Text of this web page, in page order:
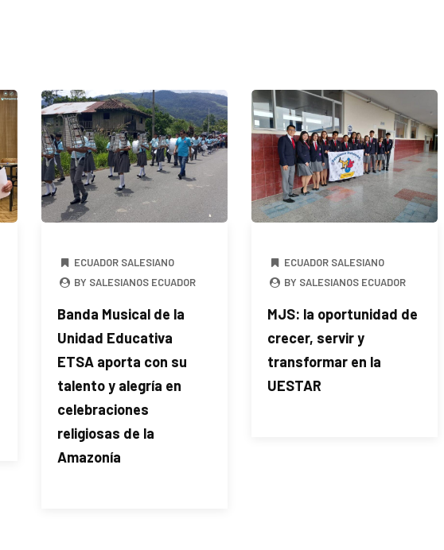
ECUADOR SALESIANO
BY SALESIANOS ECUADOR
Banda Musical de la
Unidad Educativa
ETSA aporta con su
talento y alegría en
celebraciones
religiosas de la
Amazonía
ECUADOR SALESIANO
BY SALESIANOS ECUADOR
MJS: la oportunidad de
crecer, servir y
transformar en la
UESTAR